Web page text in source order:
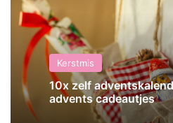
Kerstmis
10x zelf
advents cadeautjes